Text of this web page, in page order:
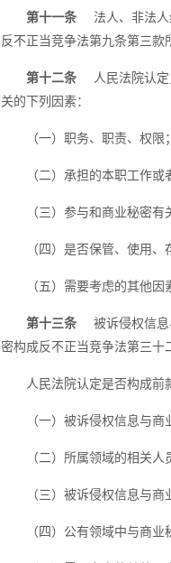
第十一条
法人、非法
反不正当竞争法第九条第三款
第十二条
人民法院认
关的下列因素：
（一）职务、职责、权限；
（二）承担的本职工作或
（三）参与和商业秘密
（四）是否保管、使用
（五）需要考虑的其他因
第十三条
被诉侵权信
密构成反不正当竞争法第三十
人民法院认定是否构成前
（一）被诉侵权信息与商
（二）所属领域的相关
（三）被诉侵权信息与
（四）公有领域中与商业